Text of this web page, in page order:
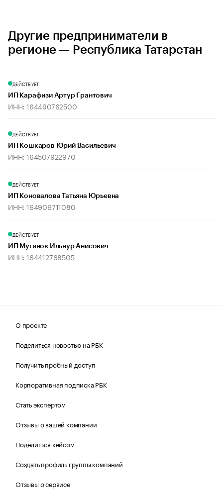
Другие предприниматели в
регионе — Республика Татарстан
ДЕЙСТВУЕТ
ИП Карафизи Артур Грантович
ИНН: 164490762500
ДЕЙСТВУЕТ
ИП Кошкаров Юрий Васильевич
ИНН: 164507922970
ДЕЙСТВУЕТ
ИП Коновалова Татьяна Юрьевна
ИНН: 164906711080
ДЕЙСТВУЕТ
ИП Мугинов Ильнур Анисович
ИНН: 164412768505
О проекте
Поделиться новостью на РБК
Получить пробный доступ
Корпоративная подписка РБК
Стать экспертом
Отзывы о вашей компании
Поделиться кейсом
Создать профиль группы компаний
Отзывы о сервисе